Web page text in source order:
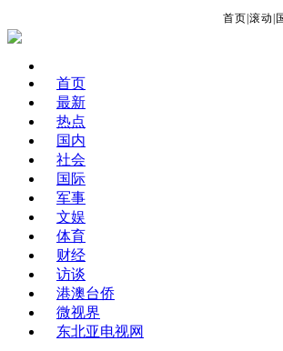
首页 滚动
首页
最新
热点
国内
社会
国际
军事
文娱
体育
财经
访谈
港澳台侨
微视界
东北亚电视网